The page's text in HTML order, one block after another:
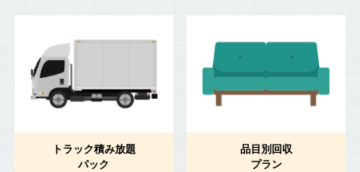
トラック積み放題
パック
品目別回収
プラン